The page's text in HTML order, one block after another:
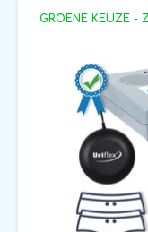
GROENE KEUZE -